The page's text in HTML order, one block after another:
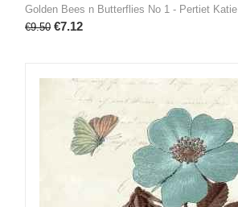
Golden Bees n Butterflies No 1 - Pertiet Katie
€9.50 €7.12